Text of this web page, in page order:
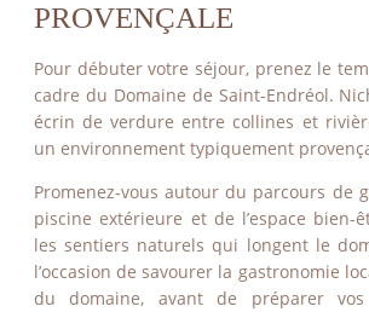
PROVENÇALE
Pour débuter votre séjour, prenez le
cadre du Domaine de Saint-Endréol.
écrin de verdure entre collines et
un environnement typiquement
Promenez-vous autour du parcours de
piscine extérieure et de l’espace bien-
les sentiers naturels qui longent le
l’occasion de savourer la gastronomie
du domaine, avant de préparer vos